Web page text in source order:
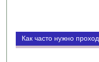
Как часто нужно